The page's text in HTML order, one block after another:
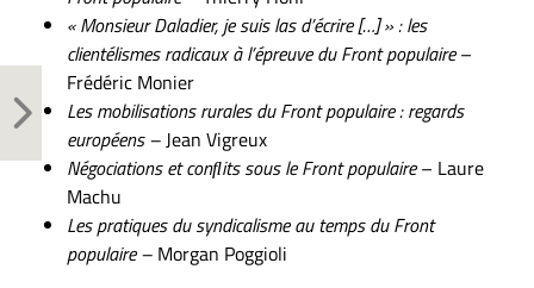
« Monsieur Daladier, je suis las d’écrire […] » : les
clientélismes radicaux à l’épreuve du Front populaire–
Frédéric Monier
Les mobilisations rurales du Front populaire : regards
européens –Jean Vigreux
Négociations et conﬂits sous le Front populaire– Laure
Machu
Les pratiques du syndicalisme au temps du Front
populaire – Morgan Poggioli